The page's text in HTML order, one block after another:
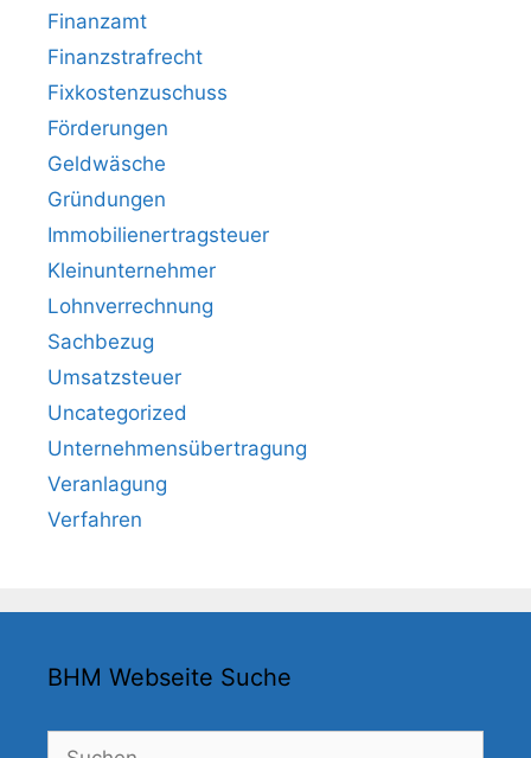
Finanzamt
Finanzstrafrecht
Fixkostenzuschuss
Förderungen
Geldwäsche
Gründungen
Immobilienertragsteuer
Kleinunternehmer
Lohnverrechnung
Sachbezug
Umsatzsteuer
Uncategorized
Unternehmensübertragung
Veranlagung
Verfahren
BHM Webseite Suche
Suchen